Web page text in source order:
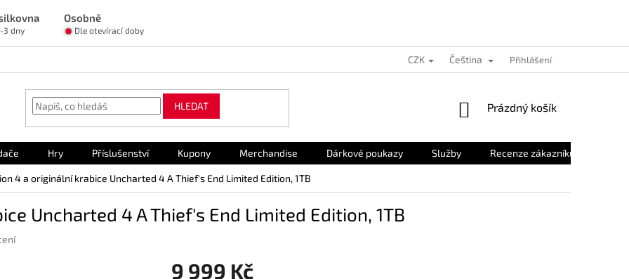
Osobně
3 dny Dle otevírací doby
CZK Čeština Přihlášení
HLEDAT
NÁKUPNÍ
Prázdný košík
Hry Příslušenství Kupony Merchandise Dárkové poukazy Služby Recenze zákazníků
4 a originální krabice Uncharted 4 A Thief's End Limited Edition, 1TB
Uncharted 4 A Thief's End Limited Edition, 1TB
9 999 Kč